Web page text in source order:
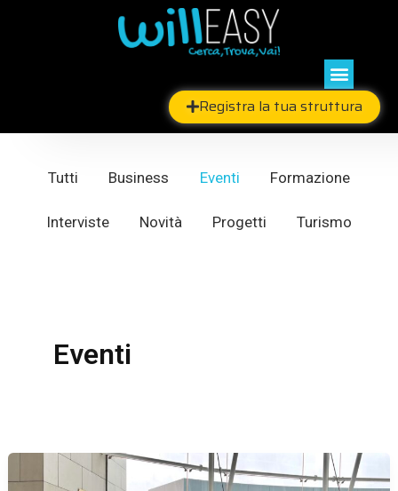
Menu
Registra la tua struttura
Tutti Business Eventi Formazione
Interviste Novità Progetti Turismo
Eventi